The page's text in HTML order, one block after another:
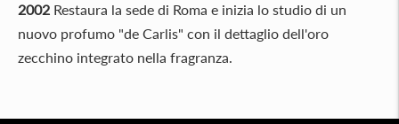
2002 Restaura la sede di Roma e inizia lo studio di un
nuovo profumo "de Carlis" con il dettaglio dell'oro
zecchino integrato nella fragranza.